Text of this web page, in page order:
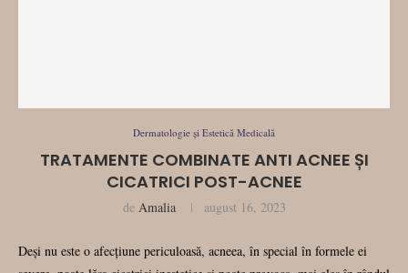
Dermatologie și Estetică Medicală
TRATAMENTE COMBINATE ANTI ACNEE ȘI
CICATRICI POST-ACNEE
de Amalia august 16, 2023
Deși nu este o afecțiune periculoasă, acneea, în special în formele ei